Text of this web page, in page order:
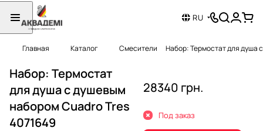
RU
Главная Каталог Смесители Набор: Термостат для душа
Набор: Термостат
для душа с душевым
набором Cuadro Tres
4071649
28340 грн.
Под заказ